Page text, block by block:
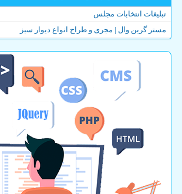
تبلیغات انتخابات مجلس
مستر گرین وال | مجری و طراح انواع دیوار سبز